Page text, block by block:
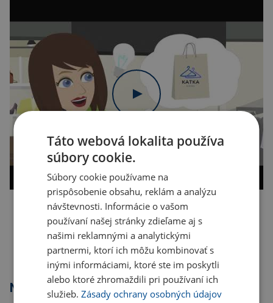
Kopírovať odkaz
Najpredávanejšie
Táto webová lokalita používa
súbory cookie.
Súbory cookie používame na
prispôsobenie obsahu, reklám a analýzu
návštevnosti. Informácie o vašom
používaní našej stránky zdieľame aj s
našimi reklamnými a analytickými
partnermi, ktorí ich môžu kombinovať s
inými informáciami, ktoré ste im poskytli
alebo ktoré zhromaždili pri používaní ich
služieb.Zásady ochrany osobných údajov